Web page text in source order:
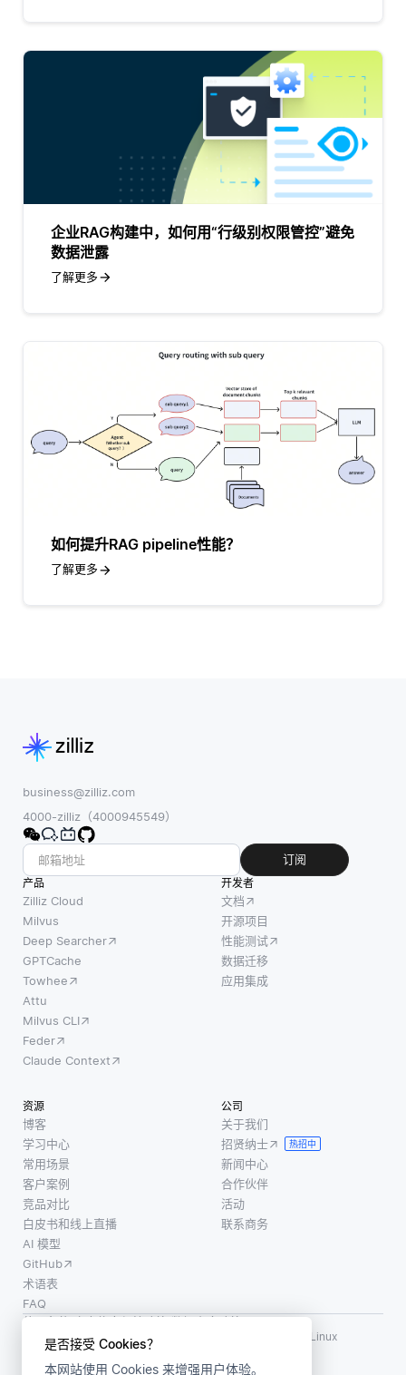
是否接受 Cookies？
本网站使用 Cookies 来增强用户体验。
企业RAG构建中，如何用“行级别权限管控”避免
数据泄露
了解更多
如何提升RAG pipeline性能？
了解更多
business@zilliz.com
4000-zilliz（4000945549）
订阅
产品
Zilliz Cloud
Milvus
Deep Searcher
GPTCache
Towhee
Attu
Milvus CLI
Feder
Claude Context
开发者
文档
开源项目
性能测试
数据迁移
应用集成
资源
博客
学习中心
常用场景
客户案例
竞品对比
白皮书和线上直播
AI 模型
GitHub
术语表
FAQ
公司
关于我们
招贤纳士
热招中
新闻中心
合作伙伴
活动
联系商务
使用条款·个人信息保护政策·数据安全政策
LF AI、LF AI & Data、Milvus，以及相关的开源项目名称为 Linux
Foundation 所有商标
版权所有 ©2026 上海赜睿信息科技有限公司保留所有权利